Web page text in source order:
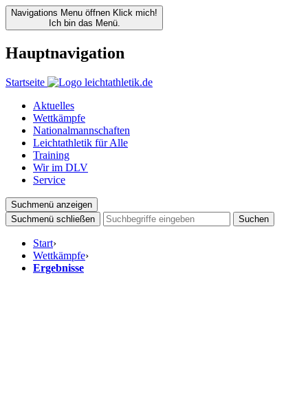
Navigations Menu öffnen Klick mich!
Ich bin das Menü.
Hauptnavigation
Startseite
Aktuelles
Wettkämpfe
Nationalmannschaften
Leichtathletik für Alle
Training
Wir im DLV
Service
Suchmenü anzeigen
Suchmenü schließen
Suchen
Start›
Wettkämpfe›
Ergebnisse